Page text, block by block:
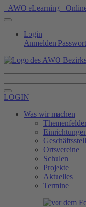
AWO eLearning
Login
Anmelden
LOGIN
Was wir machen
Themenfelder
Einrichtungen
Ortsvereine
Schulen
Projekte
Aktuelles
Termine